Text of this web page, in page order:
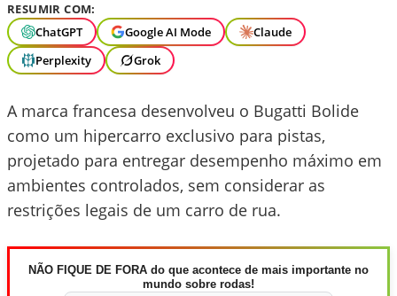
RESUMIR COM:
ChatGPT
Google AI Mode
Claude
Perplexity
Grok
A marca francesa desenvolveu o Bugatti Bolide
como um hipercarro exclusivo para pistas,
projetado para entregar desempenho máximo em
ambientes controlados, sem considerar as
restrições legais de um carro de rua.
NÃO FIQUE DE FORA do que acontece de mais importante no
mundo sobre rodas!